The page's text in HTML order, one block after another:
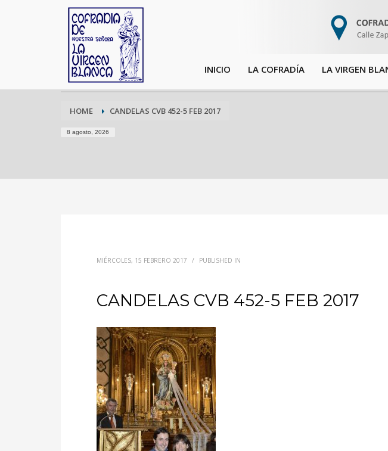
INICIO LA COFRADÍA LA VIRGEN
HOME CANDELAS CVB 452-5 FEB 2017
8 agosto, 2026
MIÉRCOLES, 15 FEBRERO 2017 / PUBLISHED IN
CANDELAS CVB 452-5 FEB 2017